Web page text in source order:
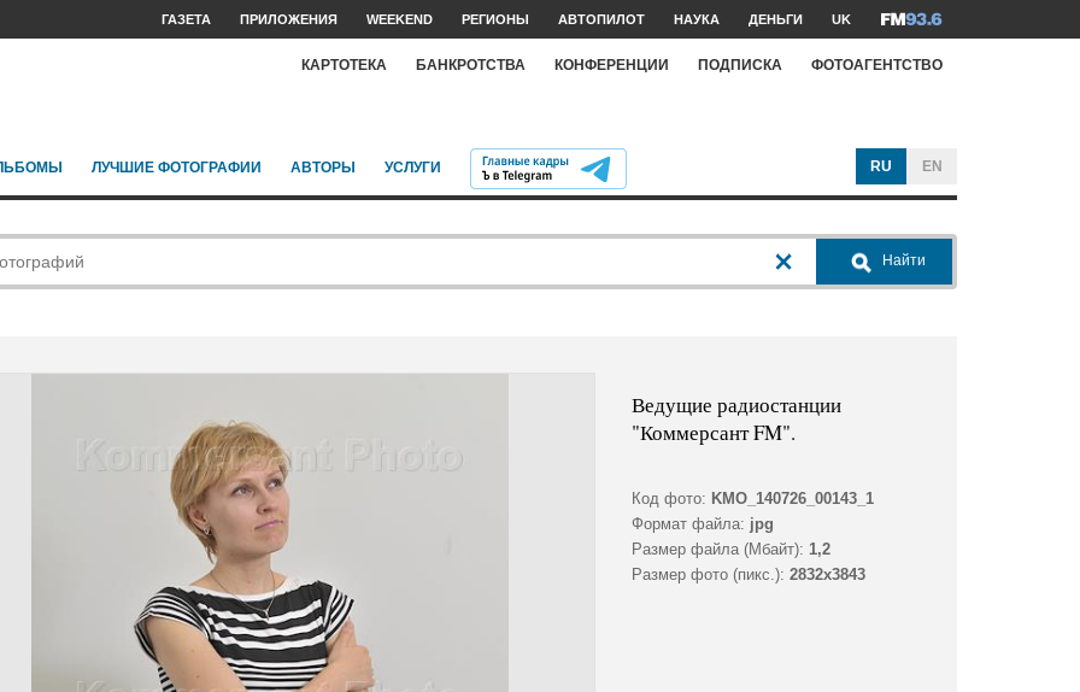
ГАЗЕТА ПРИЛОЖЕНИЯ WEEKEND РЕГИОНЫ АВТОПИЛОТ НАУКА ДЕНЬГИ UK
КАРТОТЕКА БАНКРОТСТВА КОНФЕРЕНЦИИ ПОДПИСКА ФОТОАГЕНТСТВО
ЛУЧШИЕ ФОТОГРАФИИ АВТОРЫ УСЛУГИ RU EN
Найти
Ведущие радиостанции
"Коммерсант FM".
Код фото: KMO_140726_00143_1
Формат файла: jpg
Размер файла (Мбайт): 1,2
Размер фото (пикс.): 2832x3843